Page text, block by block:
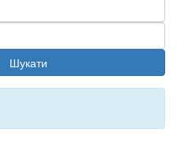
Шукати